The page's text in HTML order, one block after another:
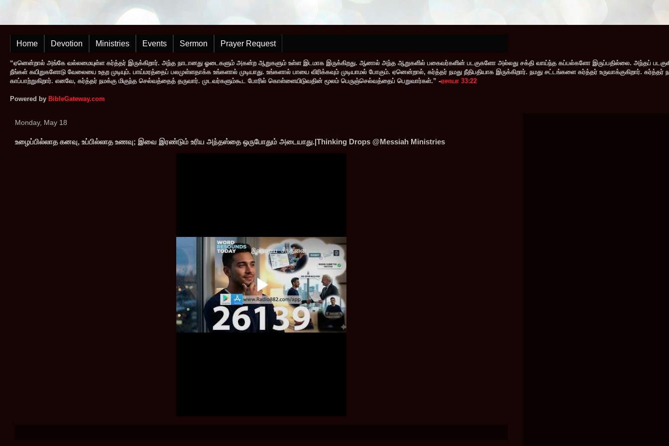
Home Devotion Ministries Events Sermon Prayer Request
“ஏனென்றால் அங்கே வல்லமையுள்ள கர்த்தர் இருக்கிறார். அந்த நாடானது ஓடைகளும் அகன்ற ஆறுகளும் உள்ள இடமாக இருக்கிறது. ஆனால் அந்த ஆறுகளில் பகைவர்களின் படகுகளோ அல்லது சக்தி வாய்ந்த கப்பல்களோ இருப்பதில்லை. அந்தப்
நீங்கள் கயிறுகளோடு வேலையை உதற முடியும். பாய்மரத்தைப் பலமுள்ளதாக்க உங்களால் முடியாது. உங்களால் பாயை விரிக்கவும் முடியாமல் போகும். ஏனென்றால், கர்த்தர் நமது நீதிபதியாக இருக்கிறார். நமது சட்டங்களை கர்த்தர் உருவாக்குகிறார்.
காப்பாற்றுகிறார். எனவே, கர்த்தர் நமக்கு மிகுந்த செல்வத்தைத் தருவார். முடவர்களும்கூட போரில் கொள்ளையிடுவதின் மூலம் பெருஞ்செல்வத்தைப் பெறுவார்கள்.” -ஏசாயா 33:22
Powered by BibleGateway.com
Monday, May 18
உழைப்பில்லாத கனவு, உப்பில்லாத உணவு; இவை இரண்டும் உரிய அந்தஸ்தை ஒருபோதும் அடையாது.|Thinking Drops @Messiah Ministries